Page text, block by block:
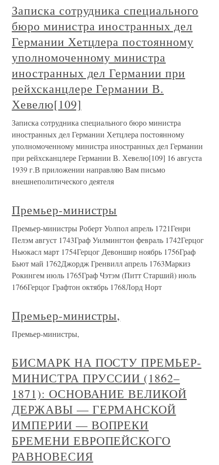
Записка сотрудника специального
бюро министра иностранных дел
Германии Хетцлера постоянному
уполномоченному министра
иностранных дел Германии при
рейхсканцлере Германии В.
Хевелю[109]
Записка сотрудника специального бюро министра
иностранных дел Германии Хетцлера постоянному
уполномоченному министра иностранных дел Германии
при рейхсканцлере Германии В. Хевелю[109] 16 августа
1939 г.В приложении направляю Вам письмо
внешнеполитического деятеля
Премьер-министры
Премьер-министры Роберт Уолпол апрель 1721Генри
Пелэм август 1743Граф Уилмингтон февраль 1742Герцог
Ньюкасл март 1754Герцог Девоншир ноябрь 1756Граф
Бьют май 1762Джордж Гренвилл апрель 1763Маркиз
Рокингем июль 1765Граф Чэтэм (Питт Старший) июль
1766Герцог Графтон октябрь 1768Лорд Норт
Премьер-министры,
Премьер-министры,
БИСМАРК НА ПОСТУ ПРЕМЬЕР-
МИНИСТРА ПРУССИИ (1862–
1871): ОСНОВАНИЕ ВЕЛИКОЙ
ДЕРЖАВЫ — ГЕРМАНСКОЙ
ИМПЕРИИ — ВОПРЕКИ
БРЕМЕНИ ЕВРОПЕЙСКОГО
РАВНОВЕСИЯ